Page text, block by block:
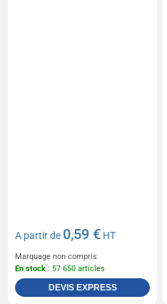
A partir de 0,59 € HT
Marquage non compris
En stock : 57 650 articles
DEVIS EXPRESS